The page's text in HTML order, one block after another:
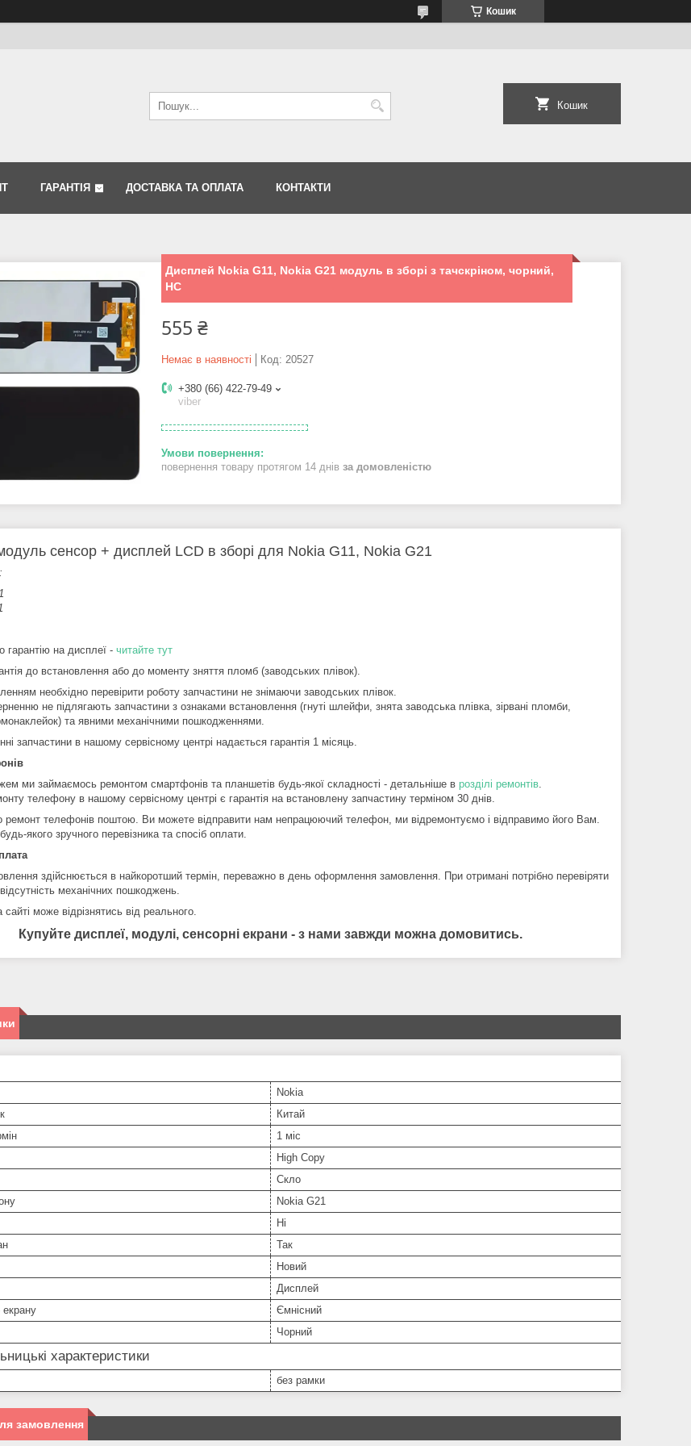
Кошик
Кошик
ГАРАНТІЯ ДОСТАВКА ТА ОПЛАТА КОНТАКТИ
Дисплей Nokia G11, Nokia G21 модуль в зборі з тачскріном, чорний,
HC
555 ₴
Немає в наявності Код: 20527
+380 (66) 422-79-49
viber
повернення товару протягом 14 днів за домовленістю
сенсор + дисплей LCD в зборі для Nokia G11, Nokia G21
гарантію на дисплеї - читайте тут
до встановлення або до моменту зняття пломб (заводських плівок).
необхідно перевірити роботу запчастини не знімаючи заводських плівок.
не підлягають запчастини з ознаками встановлення (гнуті шлейфи, знята заводська плівка, зірвані пломби,
та явними механічними пошкодженнями.
запчастини в нашому сервісному центрі надається гарантія 1 місяць.
ми займаємось ремонтом смартфонів та планшетів будь-якої складності - детальніше в розділі ремонтів
телефону в нашому сервісному центрі є гарантія на встановлену запчастину терміном 30 днів.
ремонт телефонів поштою. Ви можете відправити нам непрацюючий телефон, ми відремонтуємо і відправимо його Вам.
якого зручного перевізника та спосіб оплати.
здійснюється в найкоротший термін, переважно в день оформлення замовлення. При отримані потрібно перевіряти
механічних пошкоджень.
може відрізнятись від реального.
Купуйте дисплеї, модулі, сенсорні екрани - з нами завжди можна домовитись.
Nokia
Китай
1 міс
High Copy
Скло
Nokia G21
Ні
Так
Новий
Дисплей
екрану
Ємнісний
Чорний
характеристики
без рамки
замовлення